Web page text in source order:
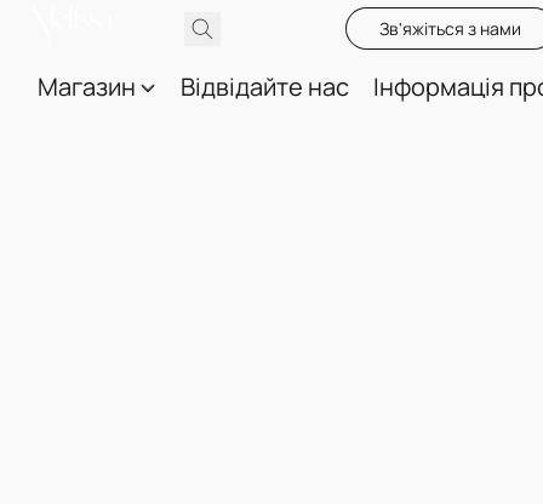
Зв'яжіться з нами
Магазин Відвідайте нас Інформація